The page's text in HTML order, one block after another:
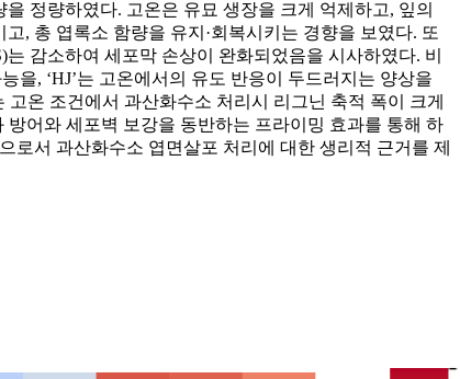
을 정량하였다. 고온은 유묘 생장을 크게 억제하고, 잎의
, 총 엽록소 함량을 유지·회복시키는 경향을 보였다. 또
감소하여 세포막 손상이 완화되었음을 시사하였다. 비
을, ‘HJ’는 고온에서의 유도 반응이 두드러지는 양상을
온 조건에서 과산화수소 처리시 리그닌 축적 폭이 크게
어와 세포벽 보강을 동반하는 프라이밍 효과를 통해 하
서 과산화수소 엽면살포 처리에 대한 생리적 근거를 제